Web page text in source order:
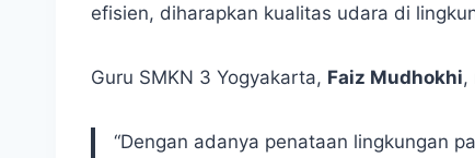
efisien, diharapkan kualitas udara di
Guru SMKN 3 Yogyakarta, Faiz Mudhokhi,
“Dengan adanya penataan lingkungan